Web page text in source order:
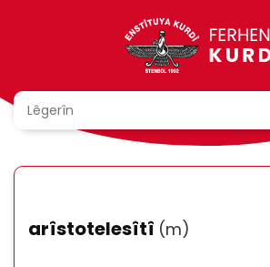
arîstotelesîtî (m)